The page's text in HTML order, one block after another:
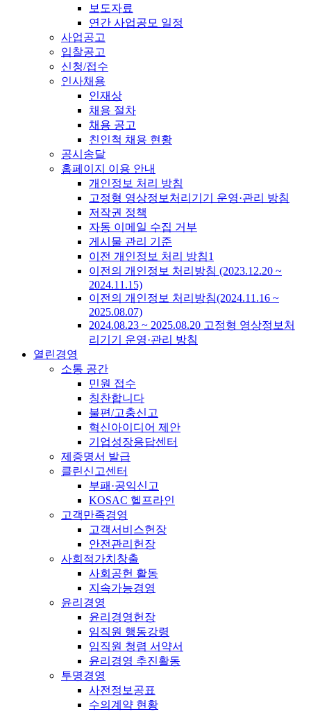
보도자료
연간 사업공모 일정
사업공고
입찰공고
신청/접수
인사채용
인재상
채용 절차
채용 공고
친인척 채용 현황
공시송달
홈페이지 이용 안내
개인정보 처리 방침
고정형 영상정보처리기기 운영·관리 방침
저작권 정책
자동 이메일 수집 거부
게시물 관리 기준
이전 개인정보 처리 방침1
이전의 개인정보 처리방침 (2023.12.20 ~
2024.11.15)
이전의 개인정보 처리방침(2024.11.16 ~
2025.08.07)
2024.08.23 ~ 2025.08.20 고정형 영상정보처
리기기 운영·관리 방침
열린경영
소통 공간
민원 접수
칭찬합니다
불편/고충신고
혁신아이디어 제안
기업성장응답센터
제증명서 발급
클린신고센터
부패·공익신고
KOSAC 헬프라인
고객만족경영
고객서비스헌장
안전관리헌장
사회적가치창출
사회공헌 활동
지속가능경영
윤리경영
윤리경영헌장
임직원 행동강령
임직원 청렴 서약서
윤리경영 추진활동
투명경영
사전정보공표
수의계약 현황